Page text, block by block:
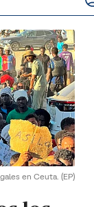
en Ceuta. (EP)